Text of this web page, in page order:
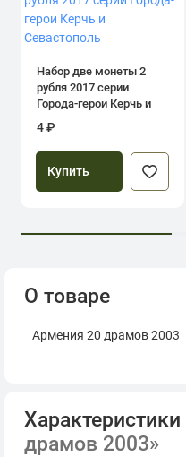
Набор две монеты 2
рубля 2017 серии
Города-герои Керчь и
Севастополь
4 ₽
Купить
О товаре
Армения 20 драмов 2003
Характеристики
драмов 2003»